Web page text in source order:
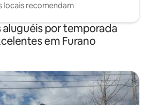
locais recomendam
aluguéis por temporada
em Furano